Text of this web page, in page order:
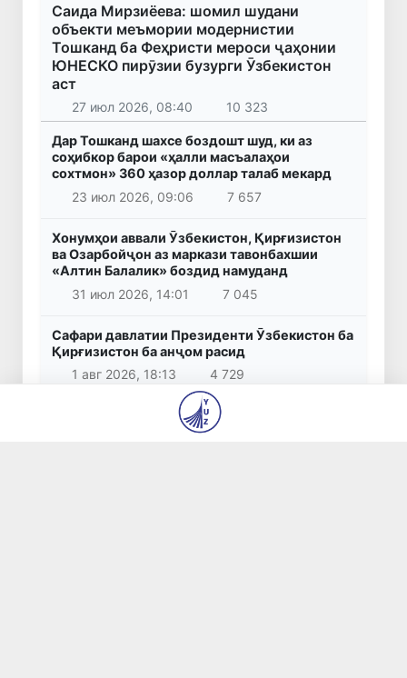
Саида Мирзиёева: шомил шудани
объекти меъмории модернистии
Тошканд ба Феҳристи мероси ҷаҳонии
ЮНЕСКО пирӯзии бузурги Ӯзбекистон
аст
27 июл 2026, 08:40 10 323
Дар Тошканд шахсе боздошт шуд, ки аз
соҳибкор барои «ҳалли масъалаҳои
сохтмон» 360 ҳазор доллар талаб мекард
23 июл 2026, 09:06
7 657
Хонумҳои аввали Ӯзбекистон, Қирғизистон
ва Озарбойҷон аз маркази тавонбахшии
«Алтин Балалик» боздид намуданд
31 июл 2026, 14:01
7 045
Сафари давлатии Президенти Ӯзбекистон ба
Қирғизистон ба анҷом расид
1 авг 2026, 18:13
4 729
Маросими тантанавии истиқболи расмии
Президенти Ӯзбекистон баргузор гардид